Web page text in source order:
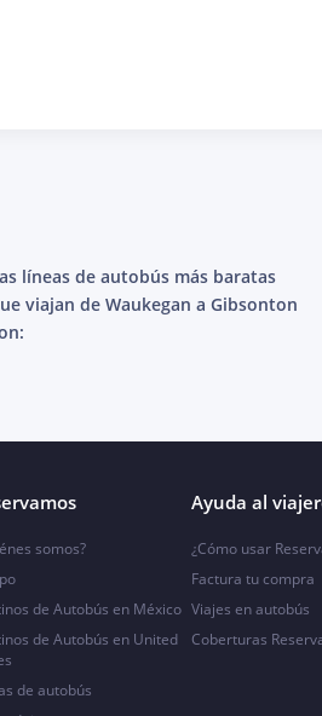
líneas de autobús más baratas
viajan de Waukegan a Gibsonton
somos?
de Autobús en México
de Autobús en United
de autobús
Ayuda al
¿Cómo usar
Factura tu compra
Viajes en autobús
Coberturas